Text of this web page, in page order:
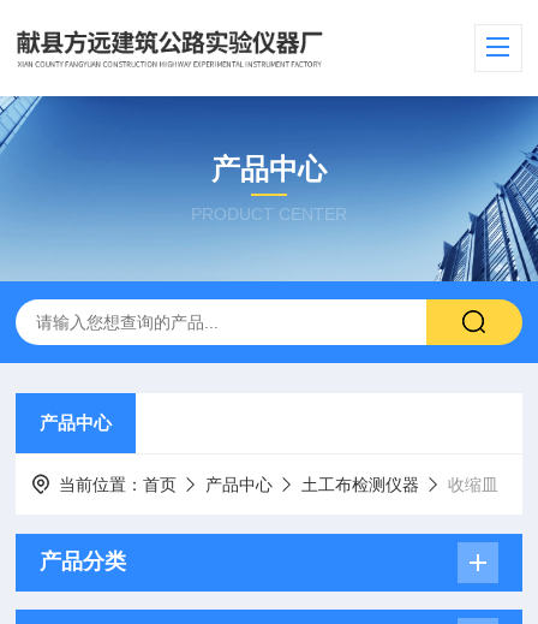
产品中心
PRODUCT CENTER
产品中心
当前位置：首页 产品中心 土工布检测仪器 收缩皿
产品分类